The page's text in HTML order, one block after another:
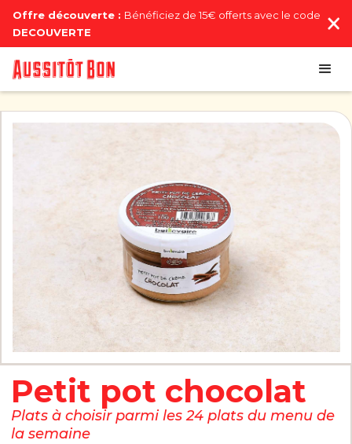
Offre découverte : Bénéficiez de 15€ offerts avec le code
DECOUVERTE
Petit pot chocolat
Plats à choisir parmi les 24 plats du menu de
la semaine